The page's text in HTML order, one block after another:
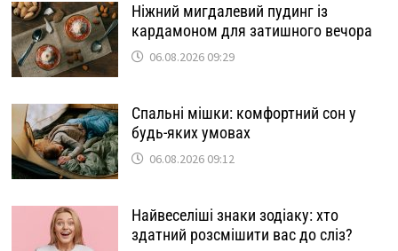
Ніжний мигдалевий пудинг із
кардамоном для затишного вечора
06.08.2026 09:29
Спальні мішки: комфортний сон у
будь-яких умовах
06.08.2026 09:12
Найвеселіші знаки зодіаку: хто
здатний розсмішити вас до сліз?